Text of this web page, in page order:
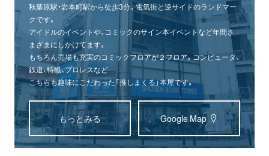
秋葉原駅・岩本町駅から徒歩3分。電気街と逆サイドのランドマー
クです。
アイドルのイベントや、コミックのサイン本イベントなど年間さ
まざまにしかけてます。
もちろん売場も充実のコミックフロアが２フロア。コンピュータ、
鉄道、特撮、プロレスなど
こちらも趣味にこだわった「推しまくる」本屋です。
もっとみる Google Map